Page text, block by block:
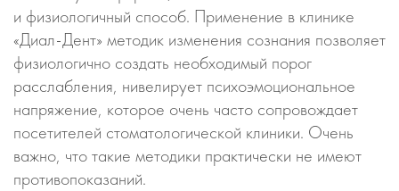
и физиологичный способ. Применение в клинике
«Диал-Дент» методик изменения сознания позволяет
физиологично создать необходимый порог
расслабления, нивелирует психоэмоциональное
напряжение, которое очень часто сопровождает
посетителей стоматологической клиники. Очень
важно, что такие методики практически не имеют
противопоказаний.